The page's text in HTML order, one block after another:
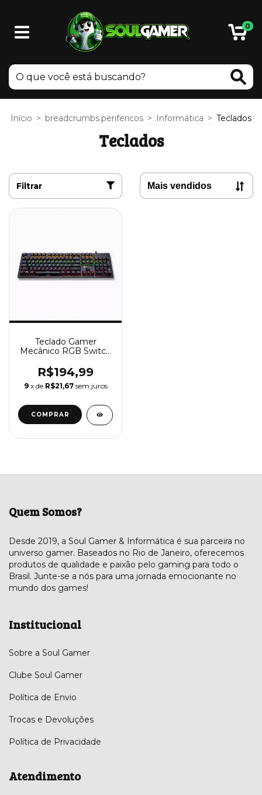
0
Início > breadcrumbs.perifericos > Informática > Teclados
Teclados
Filtrar
Teclado Gamer
Mecânico RGB Switch
Hoopson
R$194,99
9 x de R$21,67 sem juros
Quem Somos?
Desde 2019, a Soul Gamer & Informática é sua parceira no
universo gamer. Baseados no Rio de Janeiro, oferecemos
produtos de qualidade e paixão pelo gaming para todo o
Brasil. Junte-se a nós para uma jornada emocionante no
mundo dos games!
Institucional
Sobre a Soul Gamer
Clube Soul Gamer
Política de Envio
Trocas e Devoluções
Política de Privacidade
Atendimento